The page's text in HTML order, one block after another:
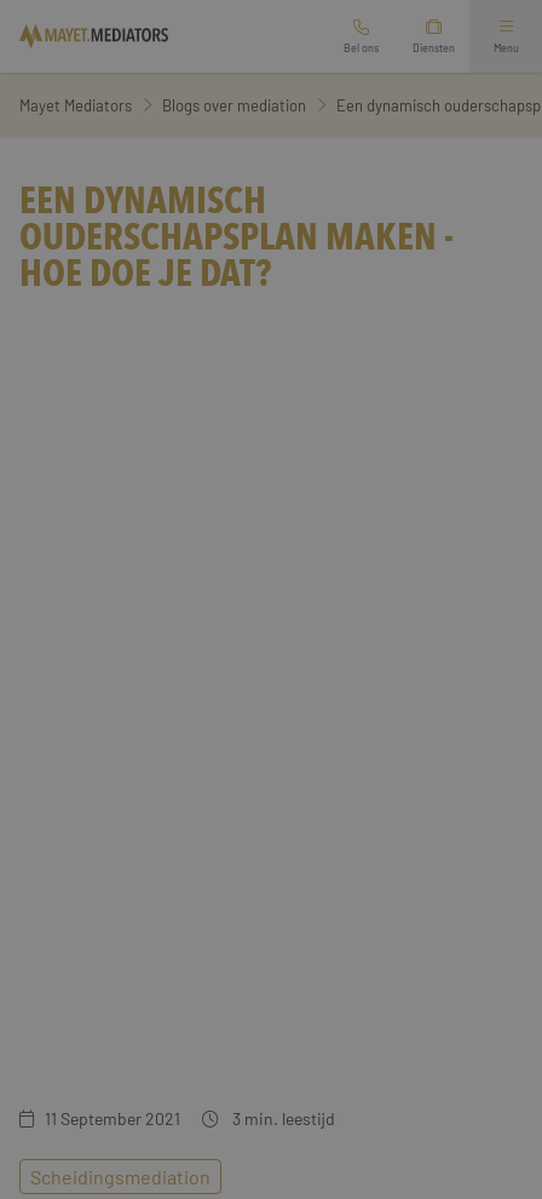
Bel ons Diensten Menu
Mediation bij scheiding
Financieel scheidingsrapport
Overige mediation
Mayet Mediators Blogs over mediation Een dynamisch
EEN DYNAMISCH
OUDERSCHAPSPLAN MAKEN -
HOE DOE JE DAT?
11 September 2021 3 min. leestijd
Scheidingsmediation